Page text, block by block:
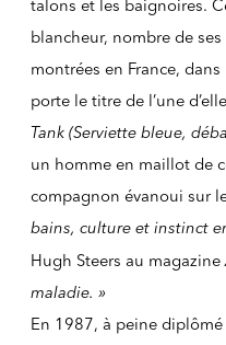
talons et les baignoires.
blancheur, nombre de
montrées en France,
porte le titre de l’une
Tank (Serviette bleue,
un homme en maillot de
compagnon évanoui sur
bains, culture et instinct
Hugh Steers au magazine
maladie. »
En 1987, à peine diplômé